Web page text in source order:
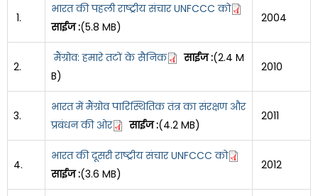
1.
भारत की पहली राष्ट्रीय संचार UNFCCC को
साईज :(5.8 MB)
2004
2.
मैंग्रोव: हमारे तटों के सैनिक साईज :(2.4 M
B)
2010
3.
भारत में मैंग्रोव पारिस्थितिक तंत्र का संरक्षण और
प्रबंधन की ओर
साईज :(4.2 MB)
2011
4.
भारत की दूसरी राष्ट्रीय संचार UNFCCC को
साईज :(3.6 MB)
2012